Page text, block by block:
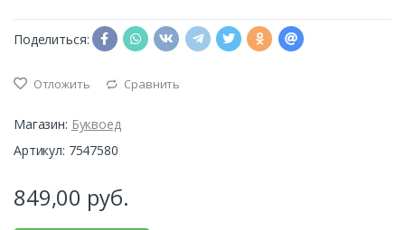
Поделиться:
Отложить Сравнить
Магазин: Буквоед
Артикул: 7547580
849,00 руб.